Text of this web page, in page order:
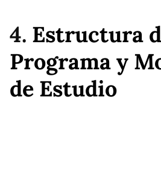
4. Estructura
Programa y
de Estudio